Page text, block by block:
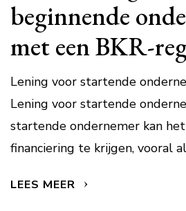
beginnende
met een BKR-
Lening voor startende
Lening voor startende
startende ondernemer kan
financiering te krijgen, vooral
LEES MEER